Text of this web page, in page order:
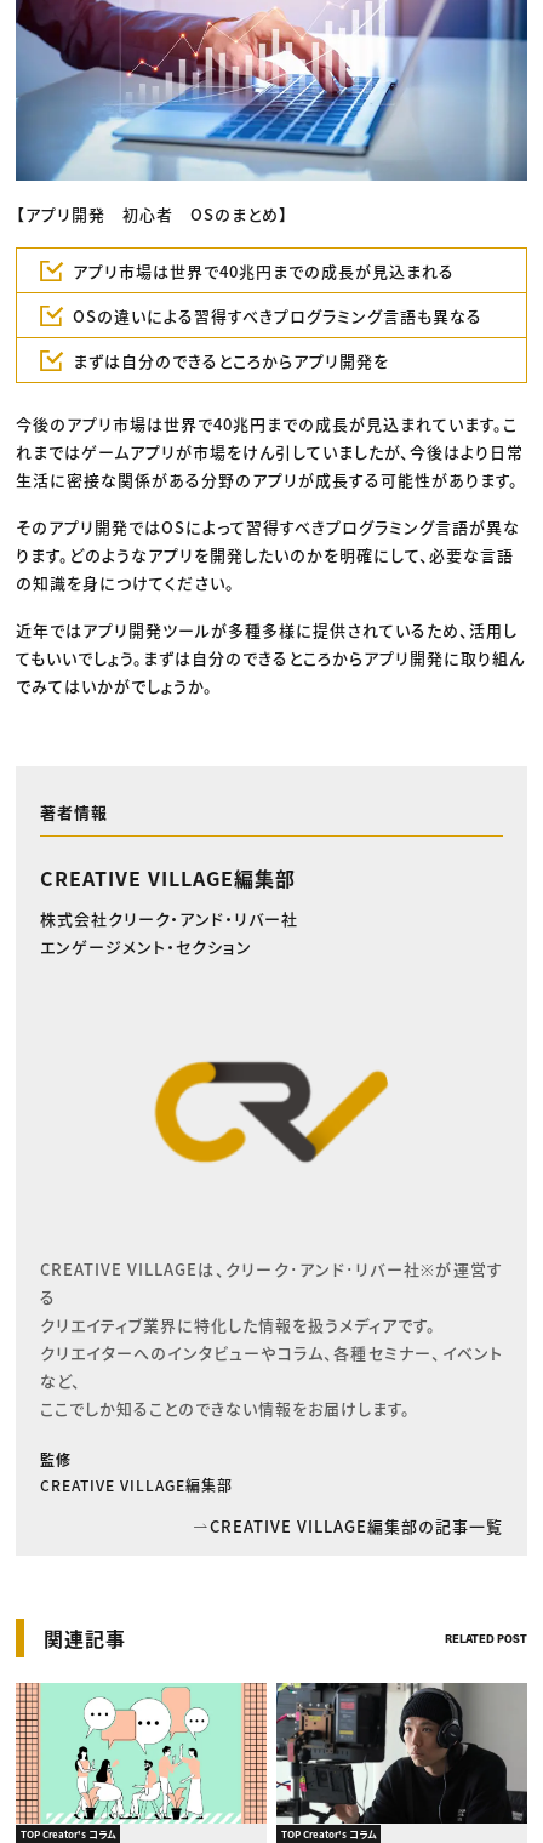
【アプリ開発 初心者 OSのまとめ】
アプリ市場は世界で40兆円までの成長が見込まれる
OSの違いによる習得すべきプログラミング言語も異なる
まずは自分のできるところからアプリ開発を
今後のアプリ市場は世界で40兆円までの成長が見込まれています。こ
れまではゲームアプリが市場をけん引していましたが、今後はより日常
生活に密接な関係がある分野のアプリが成長する可能性があります。
そのアプリ開発ではOSによって習得すべきプログラミング言語が異な
ります。どのようなアプリを開発したいのかを明確にして、必要な言語
の知識を身につけてください。
近年ではアプリ開発ツールが多種多様に提供されているため、活用し
てもいいでしょう。まずは自分のできるところからアプリ開発に取り組ん
でみてはいかがでしょうか。
著者情報
CREATIVE VILLAGE編集部
株式会社クリーク・アンド・リバー社
エンゲージメント・セクション
CREATIVE VILLAGEは、クリーク･アンド･リバー社※が運営す
る
クリエイティブ業界に特化した情報を扱うメディアです。
クリエイターへのインタビューやコラム、各種セミナー、イベント
など、
ここでしか知ることのできない情報をお届けします。
監修
CREATIVE VILLAGE編集部
CREATIVE VILLAGE編集部の記事一覧
関連記事 RELATED POST
TOP Creator's コラム TOP Creator's コラム